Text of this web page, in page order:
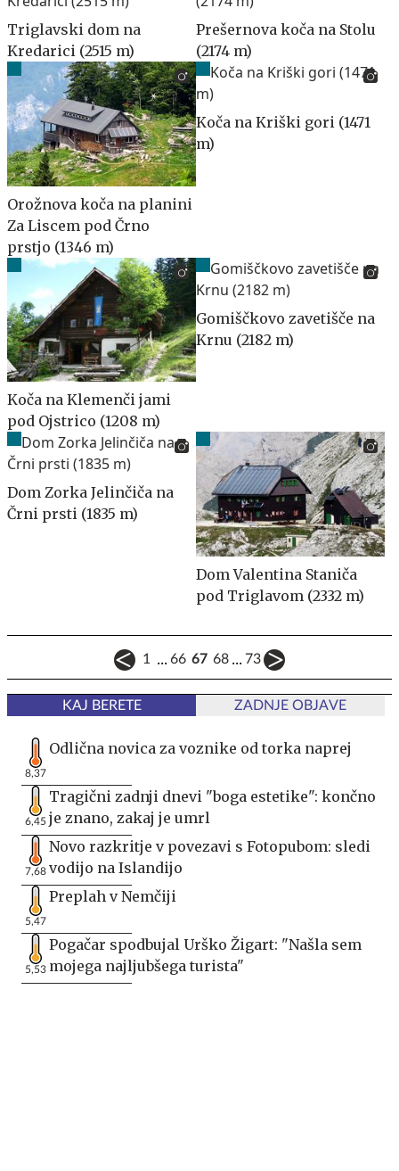
Triglavski dom na
Kredarici (2515 m)
Prešernova koča na Stolu
(2174 m)
Orožnova koča na planini
Za Liscem pod Črno
prstjo (1346 m)
Koča na Kriški gori (1471
m)
Koča na Klemenči jami
pod Ojstrico (1208 m)
Gomiščkovo zavetišče na
Krnu (2182 m)
Dom Zorka Jelinčiča na
Črni prsti (1835 m)
Dom Valentina Staniča
pod Triglavom (2332 m)
1 ... 66 67 68 ... 73
KAJ BERETE ZADNJE OBJAVE
8,37
Odlična novica za voznike od torka naprej
6,45
Tragični zadnji dnevi "boga estetike": končno
je znano, zakaj je umrl
7,68
Novo razkritje v povezavi s Fotopubom: sledi
vodijo na Islandijo
5,47
Preplah v Nemčiji
5,53
Pogačar spodbujal Urško Žigart: "Našla sem
mojega najljubšega turista"